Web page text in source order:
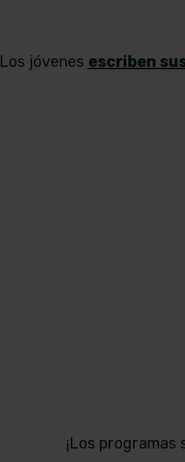
Los jóvenes escriben
¡Los